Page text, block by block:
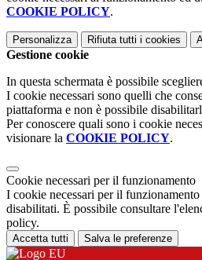
COOKIE POLICY.
Personalizza Rifiuta tutti i cookies
Gestione cookie
In questa schermata è possibile
I cookie necessari sono quelli che
piattaforma e non è possibile
Per conoscere quali sono i cookie
visionare la COOKIE POLICY.
Cookie necessari per il funzionamento
I cookie necessari per il funzionamento
disabilitati. È possibile consultare
policy.
Accetta tutti Salva le preferenze